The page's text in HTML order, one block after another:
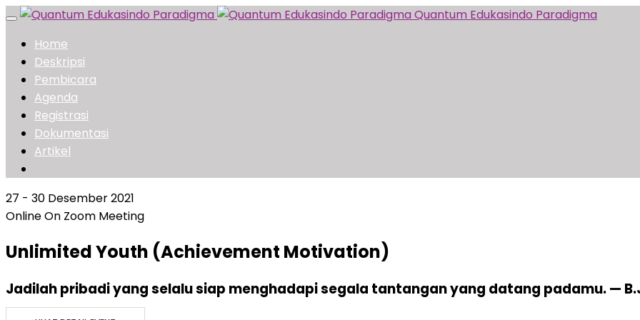
Toggle
Quantum Edukasindo Paradigma
Home
Deskripsi
Pembicara
Agenda
Registrasi
Dokumentasi
Artikel
27 - 30 Desember 2021
Online On Zoom Meeting
Unlimited Youth (Achievement Motivation)
Jadilah pribadi yang selalu siap menghadapi segala tantangan yang datang padamu. —